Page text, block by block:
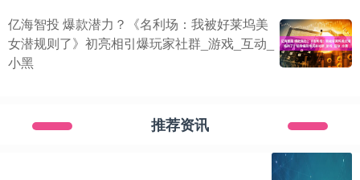
亿海智投 爆款潜力？《名利场：我被好莱坞美
女潜规则了》初亮相引爆玩家社群_游戏_互动_
小黑
推荐资讯